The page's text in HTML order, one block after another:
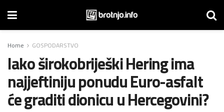
Home GOSPODARSTVO
Iako širokobriješki Hering ima
najjeftiniju ponudu Euro-asfalt
će graditi dionicu u Hercegovini?